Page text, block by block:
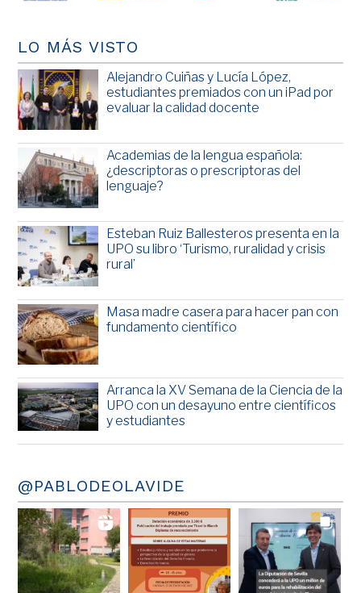
LO MÁS VISTO
Alejandro Cuiñas y Lucía López,
estudiantes premiados con un iPad por
evaluar la calidad docente
Academias de la lengua española:
¿descriptoras o prescriptoras del
lenguaje?
Esteban Ruiz Ballesteros presenta en la
UPO su libro ‘Turismo, ruralidad y crisis
rural’
Masa madre casera para hacer pan con
fundamento científico
Arranca la XV Semana de la Ciencia de la
UPO con un desayuno entre científicos
y estudiantes
@PABLODEOLAVIDE